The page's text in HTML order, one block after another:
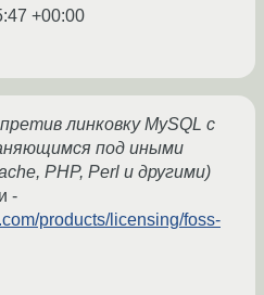
+00:00
линковку MySQL c
под иными
PHP, Perl и другими)
-
products/licensing/foss-